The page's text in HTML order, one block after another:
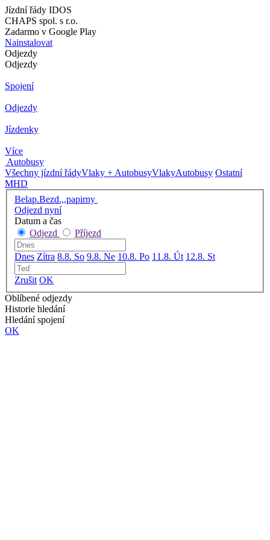
Jízdní řády IDOS
CHAPS spol. s r.o.
Zadarmo v Google Play
Nainstalovat
Odjezdy
Odjezdy
Spojení
Odjezdy
Jízdenky
Více
Autobusy
Všechny jízdní řádyVlaky + AutobusyVlakyAutobusy Ostatní
MHD
Belap.Bezd.,,papirny
Odjezd nyní
Datum a čas
Odjezd
Příjezd
Dnes Zítra 8.8. So 9.8. Ne 10.8. Po 11.8. Út 12.8. St
Zrušit OK
Oblíbené odjezdy
Historie hledání
Hledání spojení
OK